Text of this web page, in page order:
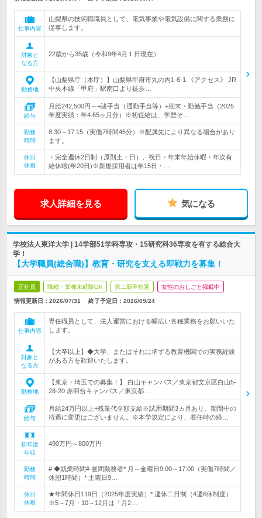
仕事内容
山梨県の技術職職員として、電気事業や電気設備に関する業務に
従事します。
対象と
なる方
22歳から35歳（令和9年4月１日現在）
勤務地
【山梨県庁（本庁）】山梨県甲府市丸の内1-6-1 《アクセス》 JR
中央本線「甲府」駅南口より徒歩…
給与
月給242,500円～+諸手当（通勤手当等）+期末・勤勉手当（2025
年度実績：年4.65ヶ月分）※初任給は、学歴そ…
勤務
時間
8:30～17:15（実働7時間45分）※配属先により異なる場合があり
ます。
休日
休暇
・完全週休2日制（原則土・日）、祝日・年末年始休暇・年次有
給休暇(年20日)※新規採用者は年15日・…
求人詳細を見る 気になる
学校法人東洋大学 | 14学部51学科専攻・15研究科36専攻を有する総合大
学！
【大学職員(総合職)】教育・研究を支える即戦力を募集！
正社員 職種・業種未経験OK 第二新卒歓迎 女性のおしごと掲載中
情報更新日：2026/07/31 終了予定日： 2026/09/24
仕事内容
専任職員として、法人運営における幅広い各種業務をお願いいた
します。
対象と
なる方
【大卒以上】◆大学、またはそれに準ずる教育機関での実務経験
がある方を歓迎いたします。
勤務地
【東京・埼玉での募集！】 白山キャンパス／東京都文京区白山5‐
28‐20 赤羽台キャンパス／東京都…
給与
月給24万円以上+残業代全額支給※試用期間3ヵ月あり。期間中の
待遇に変更はございません。※本学規定により、着任時の経…
初年度
年収
490万円～800万円
勤務
時間
# ◆就業時間# 昼間勤務者* 月～金曜日9:00～17:00（実働7時間／
休憩1時間）* 土曜日9…
休日
休暇
★年間休日119日（2025年度実績）* 週休二日制（4週6休制度）
※5～7月・10～12月は「月2…